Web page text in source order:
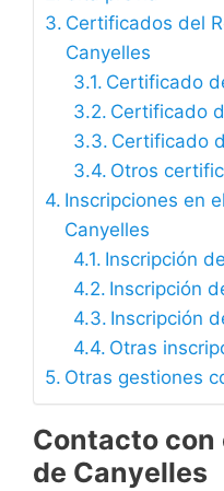
Certificados del
Canyelles
Certificado
Certificado
Certificado
Otros
Inscripciones en
Canyelles
Inscripción
Inscripción
Inscripción
Otras
Otras gestiones
Contacto con
de Canyelles